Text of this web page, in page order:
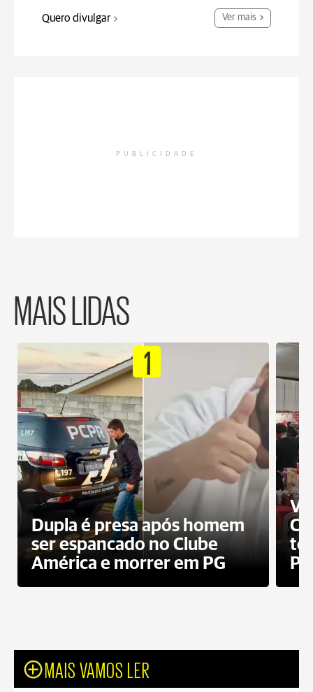
Quero divulgar Ver mais
PUBLICIDADE
MAIS LIDAS
1
Dupla é presa após homem
ser espancado no Clube
América e morrer em PG
PG
MAIS VAMOS LER